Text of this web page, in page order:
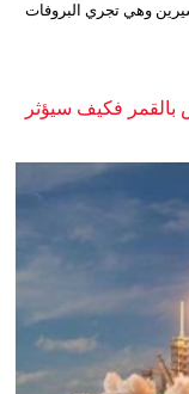
وهي تجري البروفات
فكيف سيؤثر